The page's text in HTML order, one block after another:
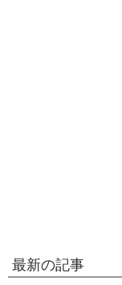
最新の記事